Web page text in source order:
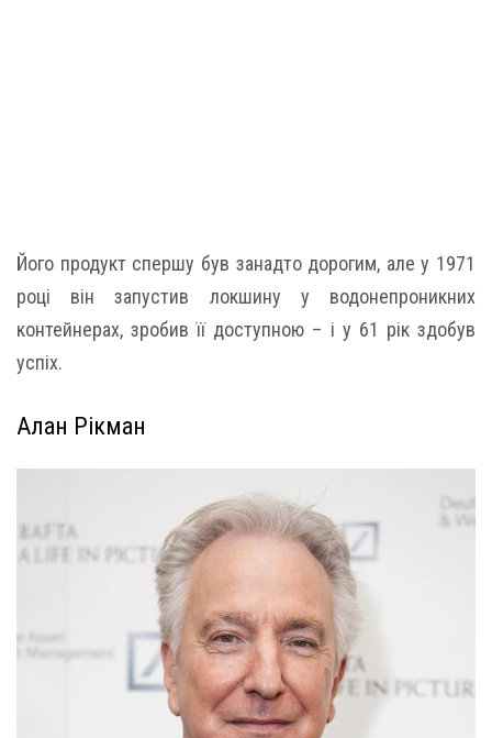
Його продукт спершу був занадто дорогим, але у 1971
році він запустив локшину у водонепроникних
контейнерах, зробив її доступною – і у 61 рік здобув
успіх.
Алан Рікман